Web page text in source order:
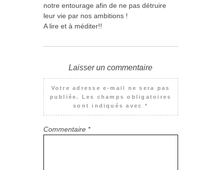
notre entourage afin de ne pas détruire
leur vie par nos ambitions !
A lire et à méditer!!
Laisser un commentaire
Votre adresse e-mail ne sera pas
publiée.
Les champs obligatoires
sont indiqués avec *
Commentaire *